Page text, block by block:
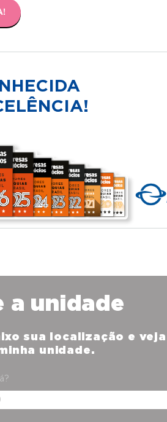
a unidade
sua localização e
unidade.